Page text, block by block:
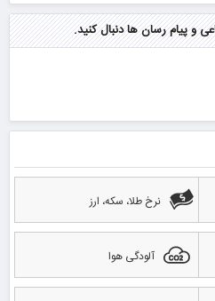
و پیام رسان ها دنبال کنید.
نرخ طلا، سکه، ارز
آلودگی هوا